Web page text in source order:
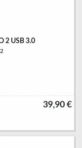
2 USB 3.0
39,90 €